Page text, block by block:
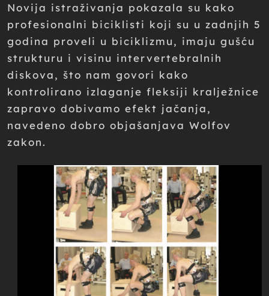
Novija istraživanja pokazala su kako
profesionalni biciklisti koji su u zadnjih 5
godina proveli u biciklizmu, imaju gušću
strukturu i visinu intervertebralnih
diskova, što nam govori kako
kontrolirano izlaganje fleksiji kralježnice
zapravo dobivamo efekt jačanja,
navedeno dobro objašanjava Wolfov
zakon.